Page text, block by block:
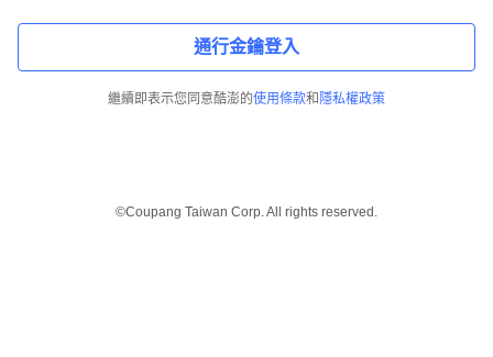
通行金鑰登入
繼續即表示您同意酷澎的使用條款和 隱私權政策
©Coupang Taiwan Corp. All rights reserved.